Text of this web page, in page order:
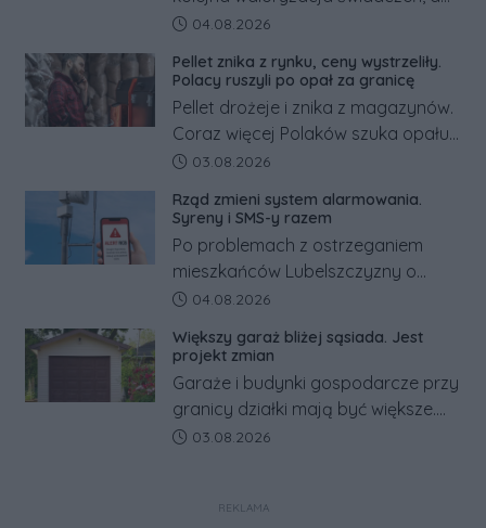
pracowników podwyżka płacy
tym zmianom zyskają.
Data dodania artykułu:
04.08.2026
Pellet znika z rynku, ceny wystrzeliły.
Polacy ruszyli po opał za granicę
Pellet drożeje i znika z magazynów.
Coraz więcej Polaków szuka opału
za granicą, gdzie bywa nawet
Co się dzieje?
Data dodania artykułu:
03.08.2026
Rząd zmieni system alarmowania.
Syreny i SMS-y razem
Po problemach z ostrzeganiem
mieszkańców Lubelszczyzny o
rosyjskim zagrożeniu rząd
alarmowych, alertów RCB i aplikacji
w jeden system.
Data dodania artykułu:
04.08.2026
Większy garaż bliżej sąsiada. Jest
projekt zmian
Garaże i budynki gospodarcze przy
granicy działki mają być większe.
Projekt zaostrza też zasady
Data dodania artykułu:
03.08.2026
REKLAMA